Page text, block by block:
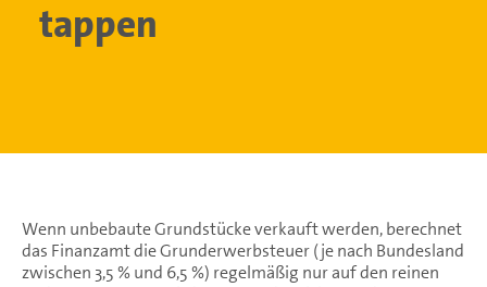
tappen
Wenn unbebaute Grundstücke verkauft werden, berechnet
das Finanzamt die Grunderwerbsteuer (je nach Bundesland
zwischen 3,5 % und 6,5 %) regelmäßig nur auf den reinen